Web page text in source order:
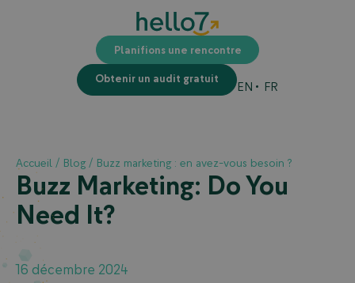
Planifions une rencontre
Obtenir un audit gratuit
EN FR
Accueil / Blog/ Buzz marketing : en avez-vous besoin ?
Buzz Marketing: Do You
Need It?
16 décembre 2024